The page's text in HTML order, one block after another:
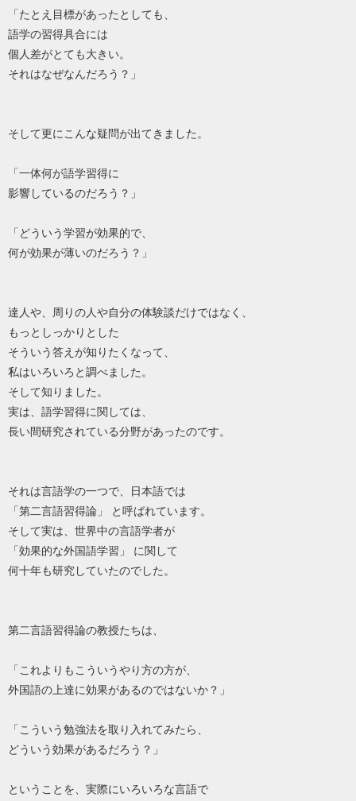
「たとえ目標があったとしても、
語学の習得具合には
個人差がとても大きい。
それはなぜなんだろう？」
そして更にこんな疑問が出てきました。
「一体何が語学習得に
影響しているのだろう？」
「どういう学習が効果的で、
何が効果が薄いのだろう？」
達人や、周りの人や自分の体験談だけではなく、
もっとしっかりとした
そういう答えが知りたくなって、
私はいろいろと調べました。
そして知りました。
実は、語学習得に関しては、
長い間研究されている分野があったのです。
それは言語学の一つで、日本語では
「第二言語習得論」 と呼ばれています。
そして実は、世界中の言語学者が
「効果的な外国語学習」 に関して
何十年も研究していたのでした。
第二言語習得論の教授たちは、
「これよりもこういうやり方の方が、
外国語の上達に効果があるのではないか？」
「こういう勉強法を取り入れてみたら、
どういう効果があるだろう？」
ということを、実際にいろいろな言語で